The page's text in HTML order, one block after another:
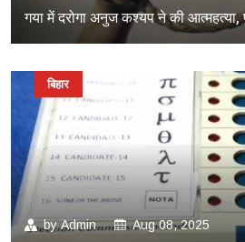
गया में दरोगा अनुज कश्यप ने की
byAdmin Aug 08, 2025
बिहार